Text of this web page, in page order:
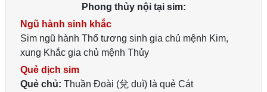
Phong thủy nội tại sim:
Ngũ hành sinh khắc
Sim ngũ hành Thổ tương sinh gia chủ mệnh Kim,
xung Khắc gia chủ mệnh Thủy
Quẻ dịch sim
Quẻ chủ: Thuần Đoài (兌 duì) là quẻ Cát